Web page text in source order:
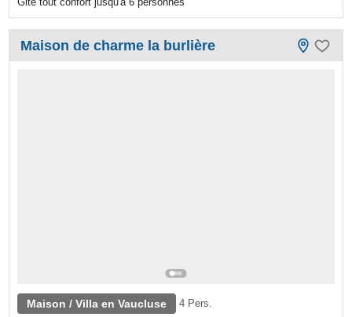
Maison de charme la burlière
Maison / Villa en Vaucluse 4 Pers.